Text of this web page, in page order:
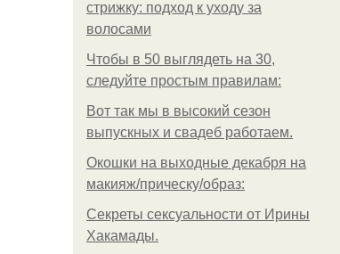
стрижку: подход к уходу за
волосами
Чтобы в 50 выглядеть на 30,
следуйте простым правилам:
Вот так мы в высокий сезон
выпускных и свадеб работаем.
Окошки на выходные декабря на
макияж/прическу/образ:
Секреты сексуальности от Ирины
Хакамады.